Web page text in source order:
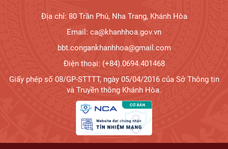
Địa chỉ: 80 Trần Phú, Nha Trang, Khánh Hòa
Email: ca@khanhhoa.gov.vn
bbt.congankhanhhoa@gmail.com
Điện thoại: (+84).0694.401468
Giấy phép số 08/GP-STTTT, ngày 05/04/2016 của Sở Thông tin
và Truyền thông Khánh Hòa.